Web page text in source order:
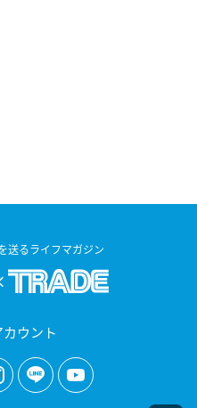
送るライフマガジン
ウント